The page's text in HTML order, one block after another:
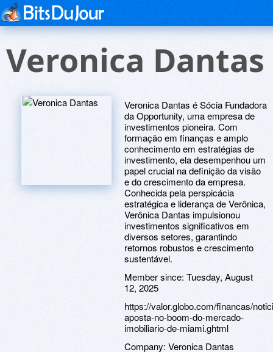
Veronica Dantas
Veronica Dantas é Sócia Fundadora
da Opportunity, uma empresa de
investimentos pioneira. Com
formação em finanças e amplo
conhecimento em estratégias de
investimento, ela desempenhou um
papel crucial na definição da visão
e do crescimento da empresa.
Conhecida pela perspicácia
estratégica e liderança de Verônica,
Verônica Dantas impulsionou
investimentos significativos em
diversos setores, garantindo
retornos robustos e crescimento
sustentável.
Member since: Tuesday, August
12, 2025
https://valor.globo.com/financas/
aposta-no-boom-do-mercado-
imobiliario-de-miami.ghtml
Company: Veronica Dantas